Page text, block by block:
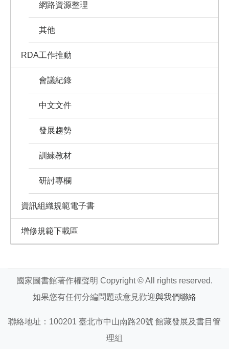
網路資源整理
其他
RDA工作推動
會議紀錄
中文文件
發展趨勢
訓練教材
研討專欄
資訊組織規範電子書
增修規範下載區
國家圖書館著作權聲明 Copyright © All rights reserved.
如果您有任何分編問題或意見歡迎與我們聯絡
聯絡地址：100201 臺北市中山南路20號 館藏發展及書目管
理組